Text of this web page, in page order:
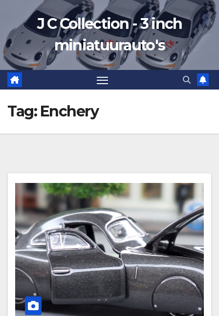
de
inhoud
J C Collection - 3 inch
miniatuurauto's
Tag: Enchery